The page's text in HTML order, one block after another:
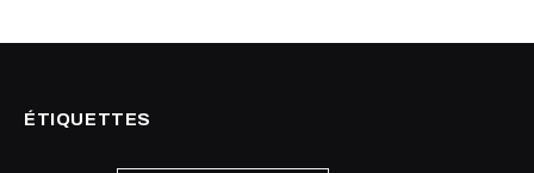
ÉTIQUETTES